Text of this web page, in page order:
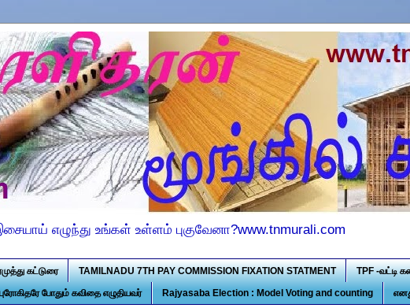
எழுந்து உங்கள் உள்ளம் புகுவேனா?www.tnmurali.com
கட்டுரை TAMILNADU 7TH PAY COMMISSION FIXATION STATMENT TPF -வட்டி
புரோகிதரே போதும் கவிதை எழுதியவர் Rajyasaba Election : Model Voting and counting